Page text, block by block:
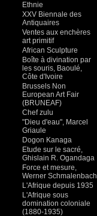
Ethnie
XXV Biennale des
Antiquaires
Ventes aux enchères
art primitif
African Sculpture
Boîte à divination par
les souris, Baoulé,
Côte d'Ivoire
Brussels Non
European Art Fair
(BRUNEAF)
Chef zulu
"Dieu d'eau", Marcel
Griaule
Dogon Kanaga
Etude sur le sacré,
Ghislain R. Ogandaga
Force et mesure,
Werner Schmalenbach
L'Afrique depuis 1935
L'Afrique sous
domination coloniale
(1880-1935)